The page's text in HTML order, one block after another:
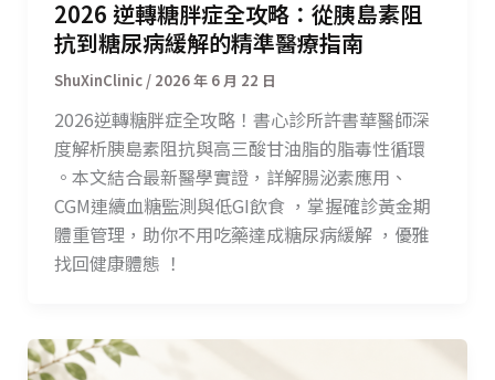
2026 逆轉糖胖症全攻略：從胰島素阻
抗到糖尿病緩解的精準醫療指南
/ 2026 年 6 月 22 日
2026逆轉糖胖症全攻略！書心診所許書華醫師深
度解析胰島素阻抗與高三酸甘油脂的脂毒性循環
。本文結合最新醫學實證，詳解腸泌素應用、
CGM連續血糖監測與低GI飲食 ，掌握確診黃金期
體重管理，助你不用吃藥達成糖尿病緩解 ，優雅
找回健康體態 ！